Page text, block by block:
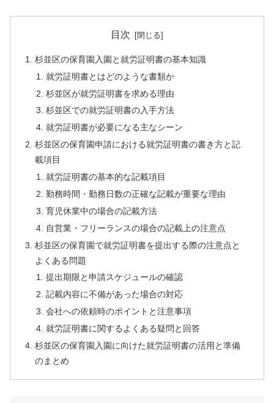
目次
杉並区の保育園入園と就労証明書の基本知識
就労証明書とはどのような書類か
杉並区が就労証明書を求める理由
杉並区での就労証明書の入手方法
就労証明書が必要になる主なシーン
杉並区の保育園申請における就労証明書の書き方と記
載項目
就労証明書の基本的な記載項目
勤務時間・勤務日数の正確な記載が重要な理由
育児休業中の場合の記載方法
自営業・フリーランスの場合の記載上の注意点
杉並区の保育園で就労証明書を提出する際の注意点と
よくある問題
提出期限と申請スケジュールの確認
記載内容に不備があった場合の対応
会社への依頼時のポイントと注意事項
就労証明書に関するよくある疑問と回答
杉並区の保育園入園に向けた就労証明書の活用と準備
のまとめ